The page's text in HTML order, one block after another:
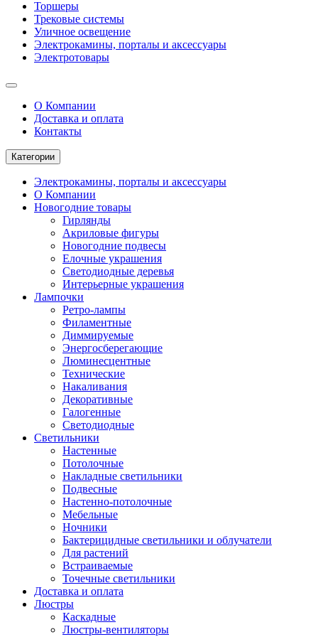
Торшеры
Трековые системы
Уличное освещение
Электрокамины, порталы и аксессуары
Электротовары
О Компании
Доставка и оплата
Контакты
Категории
Электрокамины, порталы и аксессуары
О Компании
Новогодние товары
Гирлянды
Акриловые фигуры
Новогодние подвесы
Елочные украшения
Светодиодные деревья
Интерьерные украшения
Лампочки
Ретро-лампы
Филаментные
Диммируемые
Энергосберегающие
Люминесцентные
Технические
Накаливания
Декоративные
Галогенные
Светодиодные
Светильники
Настенные
Потолочные
Накладные светильники
Подвесные
Настенно-потолочные
Мебельные
Ночники
Бактерицидные светильники и облучатели
Для растений
Встраиваемые
Точечные светильники
Доставка и оплата
Люстры
Каскадные
Люстры-вентиляторы